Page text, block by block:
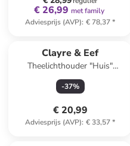
€ 26,99 met family
Adviesprijs (AVP): € 78,37*
Clayre & Eef
Theelichthouder "Huis"
turquoise/wit - (H)20 x Ø 11
cm
-37%
€ 20,99
Adviesprijs (AVP): € 33,57*